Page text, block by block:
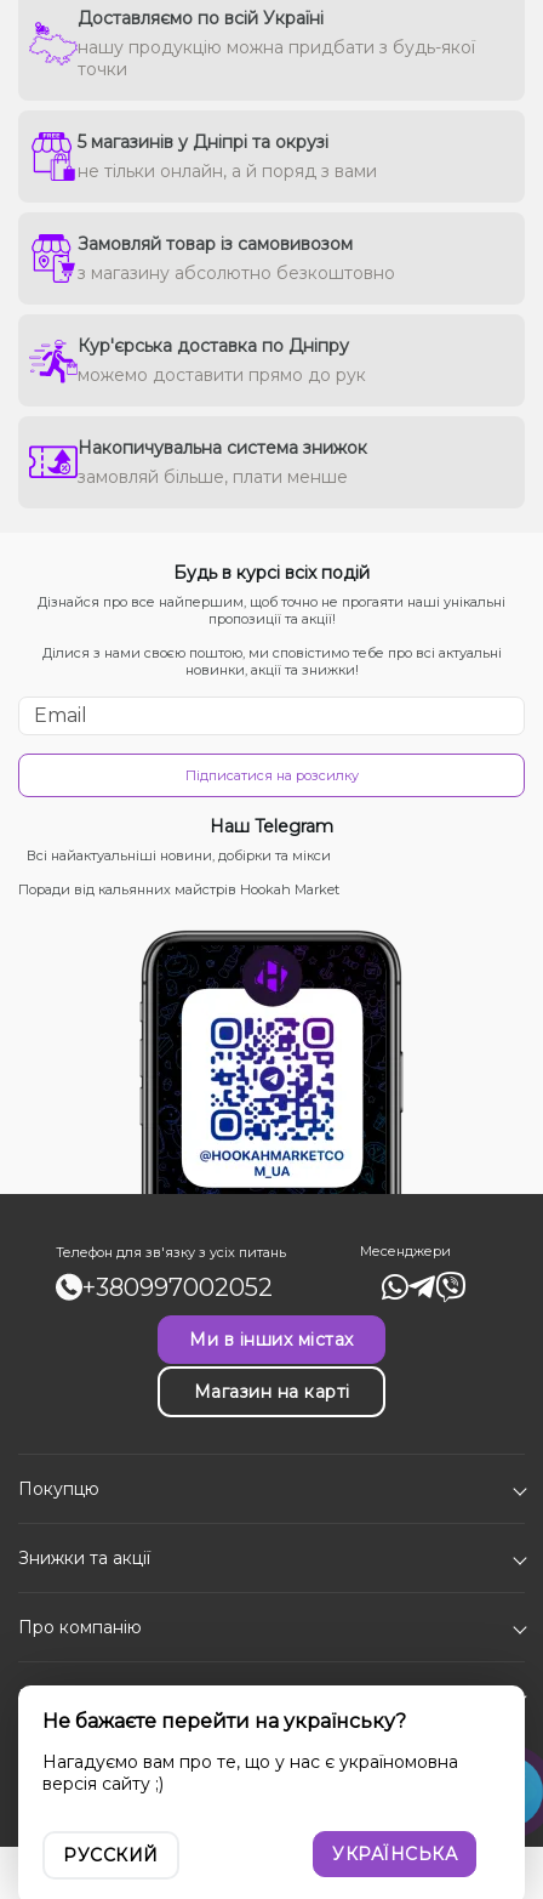
Доставляємо по всій Україні
нашу продукцію можна придбати з будь-якої
точки
5 магазинів у Дніпрі та окрузі
не тільки онлайн, а й поряд з вами
Замовляй товар із самовивозом
з магазину абсолютно безкоштовно
Кур'єрська доставка по Дніпру
можемо доставити прямо до рук
Накопичувальна система знижок
замовляй більше, плати менше
Будь в курсі всіх подій
Дізнайся про все найпершим, щоб точно не прогаяти наші унікальні
пропозиції та акції!
Ділися з нами своєю поштою, ми сповістимо тебе про всі актуальні
новинки, акції та знижки!
Підписатися на розсилку
Наш Telegram
Всі найактуальніші новини, добірки та мікси
Поради від кальянних майстрів Hookah Market
Телефон для зв'язку з усіх питань
+380997002052
Месенджери
Ми в інших містах
Магазин на карті
Покупцю
Знижки та акції
Про компанію
Каталог
Соціальні мережі
Не бажаєте перейти на українську?
Нагадуємо вам про те, що у нас є україномовна
версія сайту ;)
РУССКИЙ УКРАЇНСЬКА